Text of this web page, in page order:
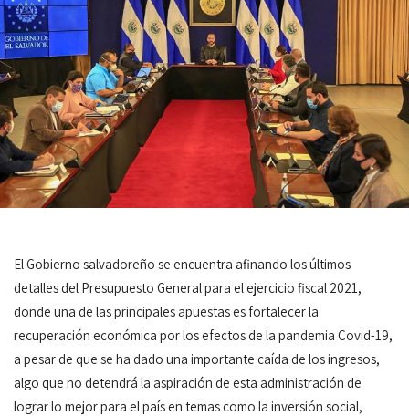
El Gobierno salvadoreño se encuentra afinando los últimos
detalles del Presupuesto General para el ejercicio fiscal 2021,
donde una de las principales apuestas es fortalecer la
recuperación económica por los efectos de la pandemia Covid-19,
a pesar de que se ha dado una importante caída de los ingresos,
algo que no detendrá la aspiración de esta administración de
lograr lo mejor para el país en temas como la inversión social,